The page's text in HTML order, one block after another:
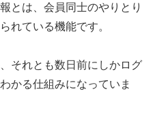
とは、会員同士のやりとり
れている機能です。
それとも数日前にしかログ
かる仕組みになっていま